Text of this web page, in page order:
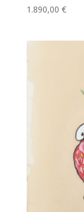
1.890,00 €